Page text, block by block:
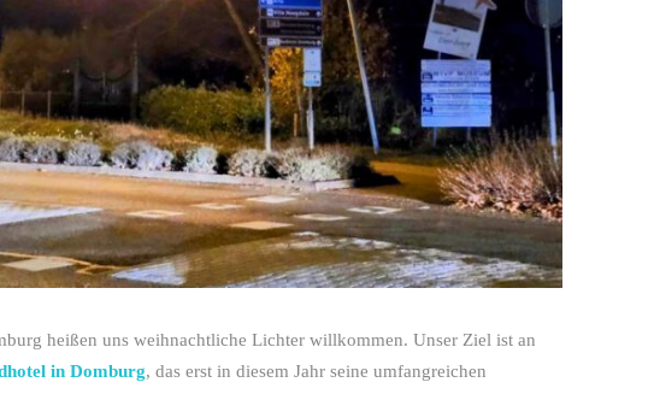
Die schönsten Hofcafés am
Niederrhein
2. Mai 2026
heißen uns weihnachtliche Lichter willkommen. Unser Ziel ist an
in Domburg, das erst in diesem Jahr seine umfangreichen